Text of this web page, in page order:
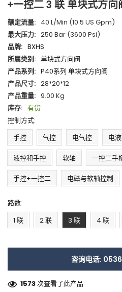
+一控二 3 联 单块式方向
额定流量: 40 L/min (10.5 US Gpm)
最大压力: 250 Bar (3600 Psi)
品牌: BXHS
所属类别: 单块式方向阀
产品系列: P40系列 单块式方向阀
产品尺寸: 28*20*12
产品重量: 9.00 Kg
库存: 有货
控制方式:
手控
气控 电气控 电
液控和手控 软轴 一控二手
手控+一控二 电磁与软轴控制
路数:
1 联
2 联 3 联 4 联
咨询电话:
1573次查看了此产品